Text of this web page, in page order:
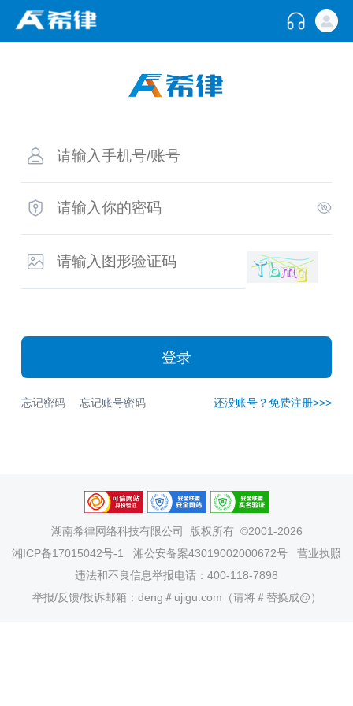
登录
忘记密码 忘记账号密码 还没账号？免费注册>>>
湖南希律网络科技有限公司
版权所有 ©2001-2026
湘ICP备17015042号-1
湘公安备案43019002000672号
营业执照
违法和不良信息举报电话：400-118-7898
举报/反馈/投诉邮箱：deng＃ujigu.com（请将＃替换成@）